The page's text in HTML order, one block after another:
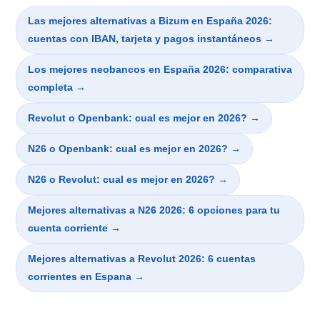
Las mejores alternativas a Bizum en España 2026:
cuentas con IBAN, tarjeta y pagos instantáneos →
Los mejores neobancos en España 2026: comparativa
completa →
Revolut o Openbank: cual es mejor en 2026? →
N26 o Openbank: cual es mejor en 2026? →
N26 o Revolut: cual es mejor en 2026? →
Mejores alternativas a N26 2026: 6 opciones para tu
cuenta corriente →
Mejores alternativas a Revolut 2026: 6 cuentas
corrientes en Espana →